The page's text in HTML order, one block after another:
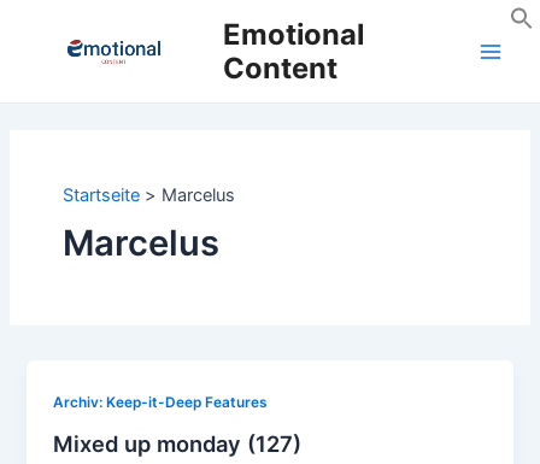
Emotional
Content
Startseite Marcelus
Marcelus
Archiv: Keep-it-Deep Features
Mixed up monday (127)